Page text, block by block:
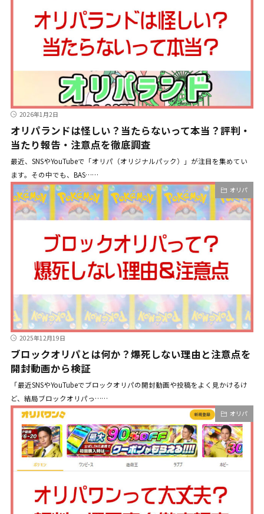
2026年1月2日
オリパランドは怪しい？当たらないって本当？評判・
当たり報告・注意点を徹底調査
最近、SNSやYouTubeで「オリパ（オリジナルパック）」が注目を集めてい
ます。その中でも、BAS……
オリパ
2025年12月19日
ブロックオリパとは何か？爆死しない理由と注意点を
開封動画から検証
「最近SNSやYouTubeでブロックオリパの開封動画や投稿をよく見かけるけ
ど、結局ブロックオリパっ……
オリパ